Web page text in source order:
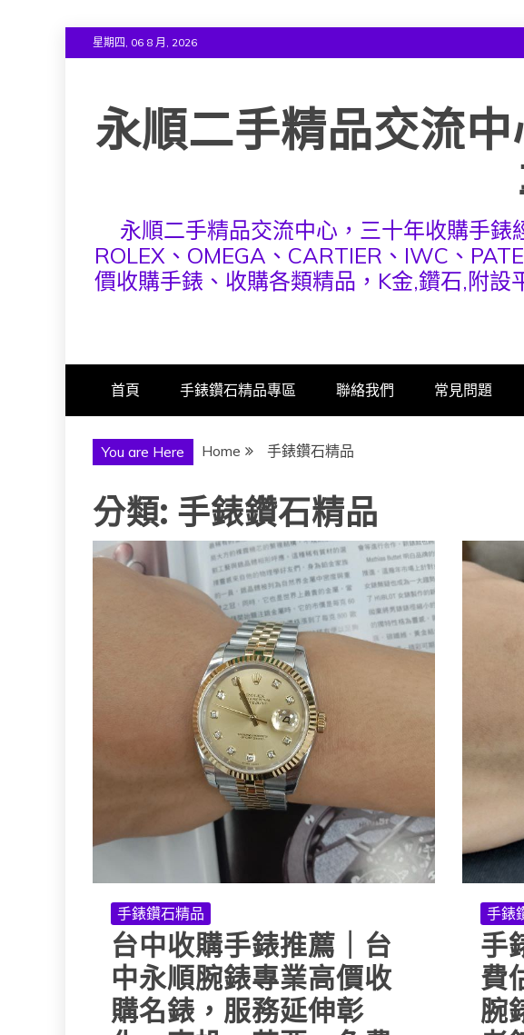
to
星期四, 06 8 月, 2026
永順二手精品交流
永順二手精品交流中心，三十年收購手
ROLEX、OMEGA、CARTIER、IWC、
價收購手錶、收購各類精品，K金,鑽石,附
首頁 手錶鑽石精品專區 聯絡我們 常見問題
You are Here Home 手錶鑽石精品
分類: 手錶鑽石精品
手錶鑽石精品
台中收購手錶推薦｜台
中永順腕錶專業高價收
購名錶，服務延伸彰
手錶
手
費
腕